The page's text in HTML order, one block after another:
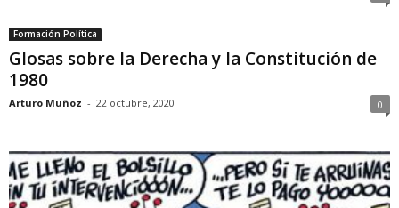
Formación Política
Glosas sobre la Derecha y la Constitución de
1980
Arturo Muñoz - 22 octubre, 2020 0